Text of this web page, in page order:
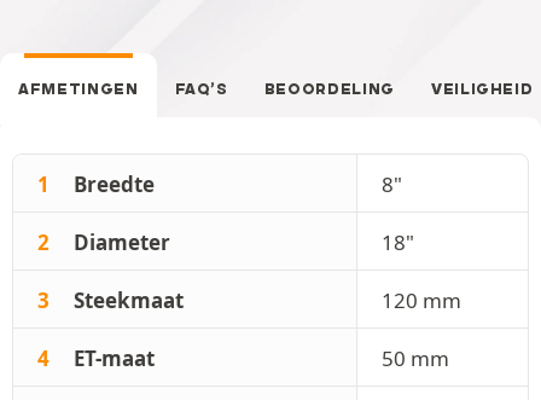
AFMETINGEN FAQ’S BEOORDELING VEILIGHEID
1 Breedte 8"
2 Diameter 18"
3 Steekmaat 120 mm
4 ET-maat 50 mm